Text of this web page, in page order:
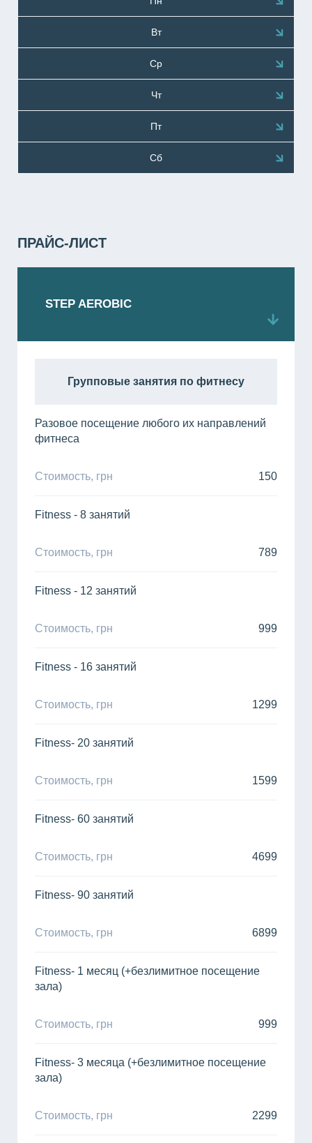
Вт
Ср
Чт
Пт
Сб
ПРАЙС-ЛИСТ
STEP AEROBIC
Групповые занятия по фитнесу
Разовое посещение любого их направлений
фитнеса
Стоимость, грн 150
Fitness - 8 занятий
Стоимость, грн 789
Fitness - 12 занятий
Стоимость, грн 999
Fitness - 16 занятий
Стоимость, грн 1299
Fitness- 20 занятий
Стоимость, грн 1599
Fitness- 60 занятий
Стоимость, грн 4699
Fitness- 90 занятий
Стоимость, грн 6899
Fitness- 1 месяц (+безлимитное посещение
зала)
Стоимость, грн 999
Fitness- 3 месяца (+безлимитное посещение
зала)
Стоимость, грн 2299